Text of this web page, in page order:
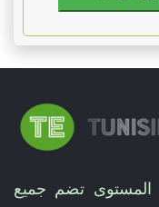
المستوى تضم جميع